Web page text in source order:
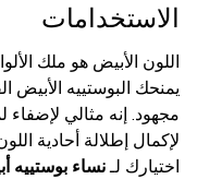
الاستخدامات
اللون الأبيض هو ملك
يمنحك البوستييه الأبيض
مجهود. إنه مثالي لإضفاء
اختيارك لـنساء بوستييه